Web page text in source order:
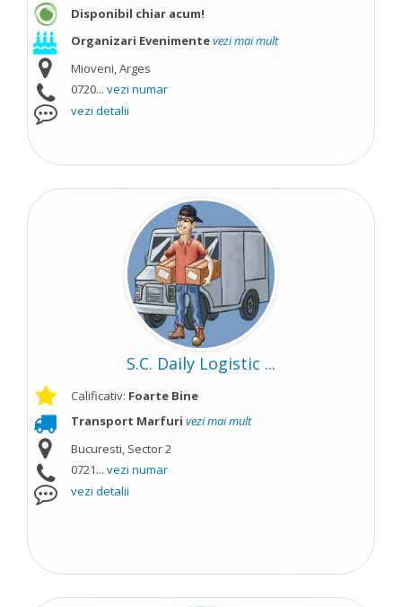
Disponibil chiar acum!
Organizari Evenimentevezi mai mult
Mioveni, Arges
0720... vezi numar
vezi detalii
S.C. Daily Logistic ...
Calificativ: Foarte Bine
Transport Marfuri vezi mai mult
Bucuresti, Sector 2
0721... vezi numar
vezi detalii